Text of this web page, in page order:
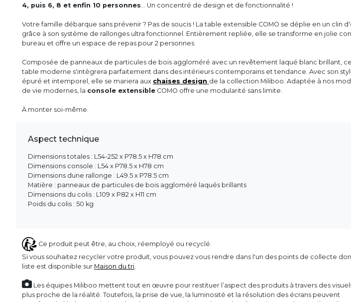
4, puis 6, 8 et enfin 10 personnes ... Un concentré de design et de fonctionnalité !
Votre famille débarque sans prévenir ? Pas de soucis ! La table extensible COMO se déplie en un clin
grâce à son système de rallonges ultra fonctionnel. Entièrement repliée, elle se transforme en jolie
bureau et offre un espace de repas pour 2 personnes.
Composée de panneaux de particules de bois aggloméré avec un revêtement laqué blanc brillant,
table moderne s'intègrera parfaitement dans des intérieurs contemporains et tendance. Avec son
épuré et intemporel, elle se mariera aux chaises design de la collection Miliboo. Adaptée à nos
de vie modernes, la console extensible COMO offre une modularité sans limite.
À monter soi-même.
Aspect technique
Dimensions totales : L54-252 x P78.5 x H78 cm
Dimensions console : L54 x P78.5 x H78 cm
Dimensions dune rallonge : L49.5 x P78.5 cm
Matière : panneaux de particules de bois aggloméré laqués brillants
Dimensions du colis : L109 x P82 x H11 cm
Poids du colis : 50 kg
Ce produit peut être, au choix, réemployé ou recyclé.
Si vous souhaitez recycler votre produit, vous pouvez vous rendre dans l'un des points de collecte
liste est disponible sur Maison du tri
Les équipes Miliboo mettent tout en œuvre pour restituer l’aspect des produits à travers des
plus proche de la réalité. Toutefois, la prise de vue, la luminosité et la résolution des écrans peuvent